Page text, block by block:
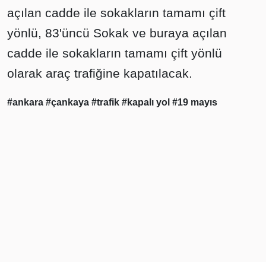
açılan cadde ile sokakların tamamı çift
yönlü, 83'üncü Sokak ve buraya açılan
cadde ile sokakların tamamı çift yönlü
olarak araç trafiğine kapatılacak.
#ankara #çankaya #trafik #kapalı yol #19 mayıs